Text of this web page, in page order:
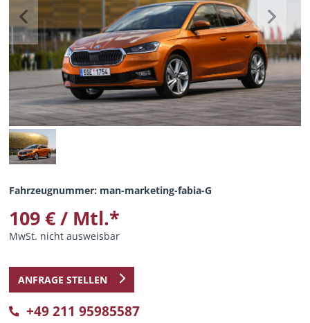
Previous Next
Fahrzeugnummer: man-marketing-fabia-G
109 € / Mtl.*
MwSt. nicht ausweisbar
ANFRAGE STELLEN
+49 211 95985587